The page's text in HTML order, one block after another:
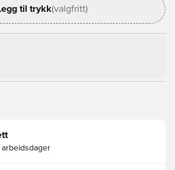
til trykk(valgfritt)
arbeidsdager